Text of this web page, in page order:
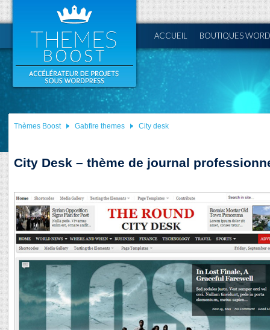
ACCUEIL BOUTIQUES
Thèmes Boost Gabfire themes City desk
City Desk – thème de journal